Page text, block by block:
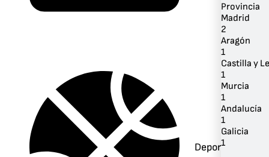
Deportes
Provincia
Madrid
2
Aragón
1
Castilla y
1
Murcia
1
Andalucía
1
Galicia
1